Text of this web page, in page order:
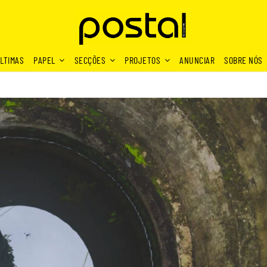
PAPEL SECÇÕES PROJETOS ANUNCIAR SOBRE NÓS